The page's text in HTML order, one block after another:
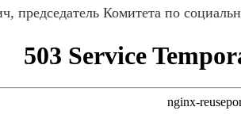
председатель Комитета по